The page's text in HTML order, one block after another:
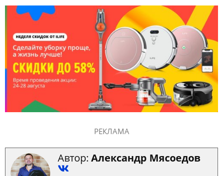
РЕКЛАМА
Автор: Александр Мясоедов